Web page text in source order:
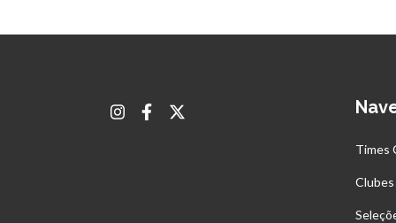
Times
Clubes